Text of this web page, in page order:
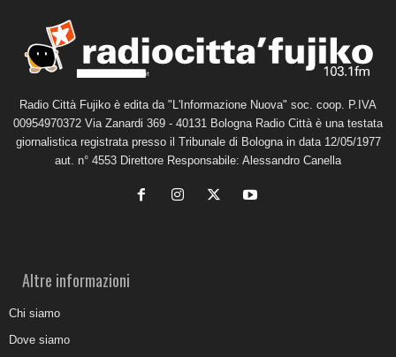
Radio Città Fujiko è edita da "L'Informazione Nuova" soc. coop. P.IVA
00954970372 Via Zanardi 369 - 40131 Bologna Radio Città è una testata
giornalistica registrata presso il Tribunale di Bologna in data 12/05/1977
aut. n° 4553 Direttore Responsabile: Alessandro Canella
Altre informazioni
Chi siamo
Dove siamo